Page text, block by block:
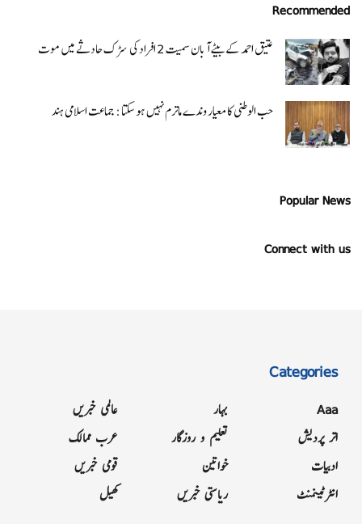
Recommended
عتیق احمد کے بیٹے آبان سمیت 2 افراد کی سڑک حادثے میں موت
حب الوطنی کا معیار وندے ماترم نہیں ہو سکتا : جماعت اسلامی ہند
Popular News
Connect with us
Categories
Aaa
اتر پردیش
ادبیات
انٹرٹینمنٹ
بہار
تعلیم و روزگار
خواتین
ریاستی خبریں
عالمی خبریں
عرب ممالک
قومی خبریں
کھیل